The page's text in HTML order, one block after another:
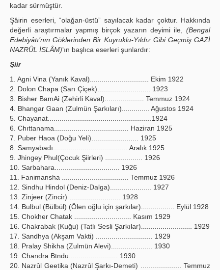
kadar sürmüştür.
Şâirin eserleri, “olağan-üstü” sayılacak kadar çoktur. Hakkında
değerli araştırmalar yapmış birçok yazarın deyimi ile, (Bengal
Edebiyâtı’nın Göklerinden Bir Kuyruklu-Yıldız Gibi Geçmiş GAZİ
NAZRÛL İSLÂM)'ın başlıca eserleri şunlardır:
Şiir
1. Agni Vina (Yanık Kaval).............................. Ekim 1922
2. Dolon Chapa (Sarı Çiçek)........................... 1923
3. Bisher BamAi (Zehirli Kaval).................... Temmuz 1924
4. Bhangar Gaan (Zulmün Şarkıları).............. Ağustos 1924
5. Chayanat.....................................................1924
6. Chıttanama...................................... Haziran 1925
7. Puber Haoa (Doğu Yeli)........................ 1925
8. Samyabadı...................................... Aralık 1925
9. Jhingey Phul(Çocuk Şiirleri) ................... 1926
10. Sarbahara................................. 1926
11. Fanimansha .................................. Temmuz 1926
12. Sindhu Hindol (Deniz-Dalga)..................... 1927
13. Zinjeer (Zincir) .......................... 1928
14. Bulbul (Bülbül) (Ölen oğlu için şarkılar)................. Eylül 1928
15. Chokher Chatak ............................. Kasım 1929
16. Chakrabak (Kuğu) (Tatlı Sesli Şarkılar).......................... 1929
17. Sandhya (Akşam Vakti) ............................. 1929
18. Pralay Shikha (Zulmün Alevi)..................... 1930
19. Chandra Btndu......................... 1930
20. Nazrûl Geetika (Nazrûl Şarkı-Demeti) ..................... Temmuz